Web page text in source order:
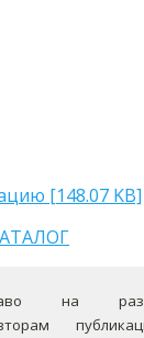
[148.07 KB]
на